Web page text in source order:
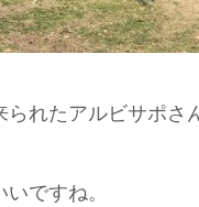
れたアルビサポさ
ですね。